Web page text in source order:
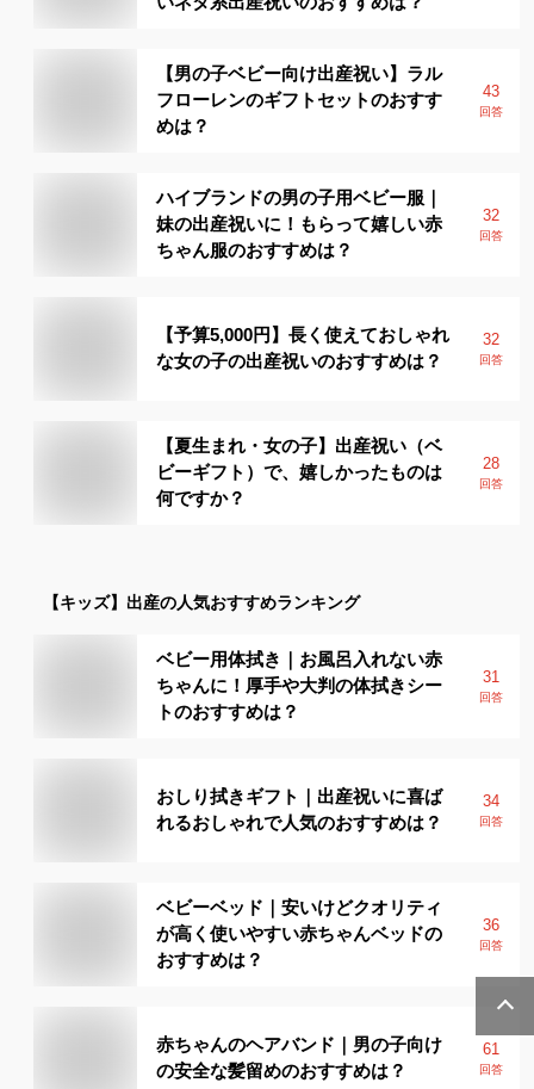
【男の子ベビー向け出産祝い】ラル
フローレンのギフトセットのおすす
めは？
43
回答
ハイブランドの男の子用ベビー服｜
妹の出産祝いに！もらって嬉しい赤
ちゃん服のおすすめは？
32
回答
【予算5,000円】長く使えておしゃれ
な女の子の出産祝いのおすすめは？
32
回答
【夏生まれ・女の子】出産祝い（ベ
ビーギフト）で、嬉しかったものは
何ですか？
28
回答
【キッズ】 出産の人気おすすめランキング
ベビー用体拭き｜お風呂入れない赤
ちゃんに！厚手や大判の体拭きシー
トのおすすめは？
31
回答
おしり拭きギフト｜出産祝いに喜ば
れるおしゃれで人気のおすすめは？
34
回答
ベビーベッド｜安いけどクオリティ
が高く使いやすい赤ちゃんベッドの
おすすめは？
36
回答
赤ちゃんのヘアバンド｜男の子向け
の安全な髪留めのおすすめは？
61
回答